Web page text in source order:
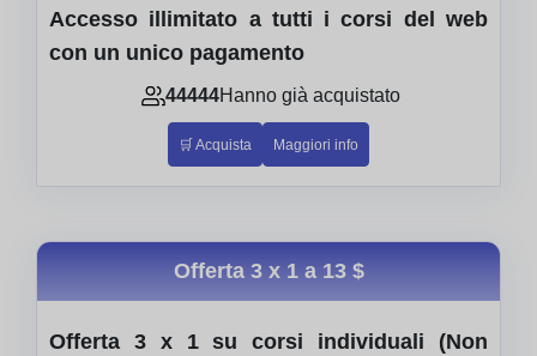
Accesso illimitato a tutti i corsi del web
con un unico pagamento
44444Hanno già acquistato
🛒 Acquista Maggiori info
Offerta 3 x 1 a 13 $
Offerta 3 x 1 su corsi individuali (Non